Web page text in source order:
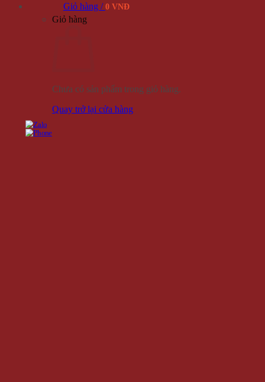
Giỏ hàng / 0 VNĐ
Giỏ hàng
Chưa có sản phẩm trong giỏ hàng.
Quay trở lại cửa hàng